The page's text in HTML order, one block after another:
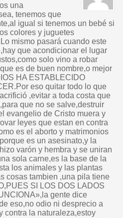
una
tenemos que
igual si tenemos un bebé si
colores y juguetes
mismo pasará cuando este
que acondicionar el lugar
solo vino a robar
es de buen nombre,o mejor
HA ESTABLECIDO
eso quitar todo lo que
,evitar a toda costa que
que no se salve,destruir
evangelio de Cristo muera y
leyes que estan en contra
es el aborto y matrimonios
es un asesinato,y la
varón y hembra y se uniran
sola carne,es la base de la
los animales y las plantas
cosas tambien ,una pila tiene
SI LOS DOS LADOS
gente dice
eso,no odio ni desprecio a
contra la naturaleza,estoy